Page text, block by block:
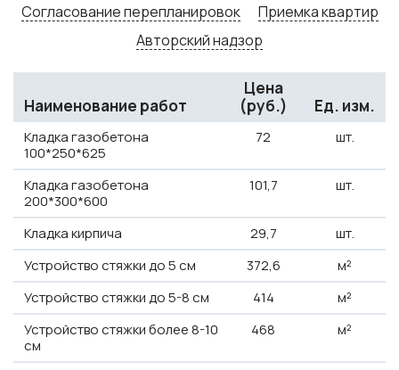
Согласование перепланировок
Приемка квартир
Авторский надзор
Наименование работ
Цена
(руб.)
Ед. изм.
Кладка газобетона
100*250*625
72 шт.
Кладка газобетона
200*300*600
101,7 шт.
Кладка кирпича 29,7
шт.
Устройство стяжки до 5 см
372,6
м²
Устройство стяжки до 5-8 см
414
м²
Устройство стяжки более 8-10
см
468 м²